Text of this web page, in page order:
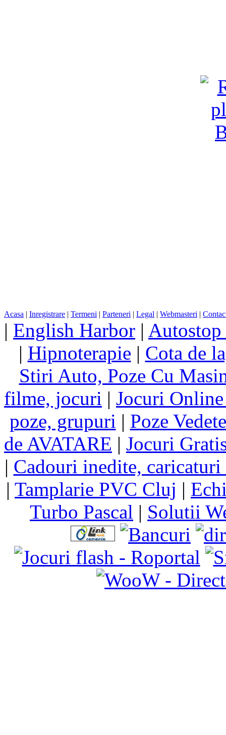
Acasa | Inregistrare | Termeni | Parteneri | Legal | Webmasteri |
| English Harbor |
| Hipnoterapie | Cota de
Stiri Auto, Poze Cu
filme, jocuri | Jocuri
poze, grupuri | Poze
de AVATARE | Jocuri
| Cadouri inedite,
| Tamplarie PVC Cluj |
Turbo Pascal | Solutii